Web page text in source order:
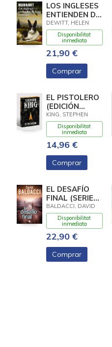
LOS INGLESES
ENTIENDEN DE
LANA (Y
OTROS
TRUCOS)
DEWITT, HELEN
Disponibilitat
inmediata
21,90 €
Comprar
EL PISTOLERO
(EDICIÓN
CANTOS
TINTADOS) (LA
TORRE
OSCURA 1)
KING, STEPHEN
Disponibilitat
inmediata
14,96 €
Comprar
EL DESAFÍO
FINAL (SERIE
ATLEE PINE 4)
BALDACCI, DAVID
Disponibilitat
inmediata
22,90 €
Comprar